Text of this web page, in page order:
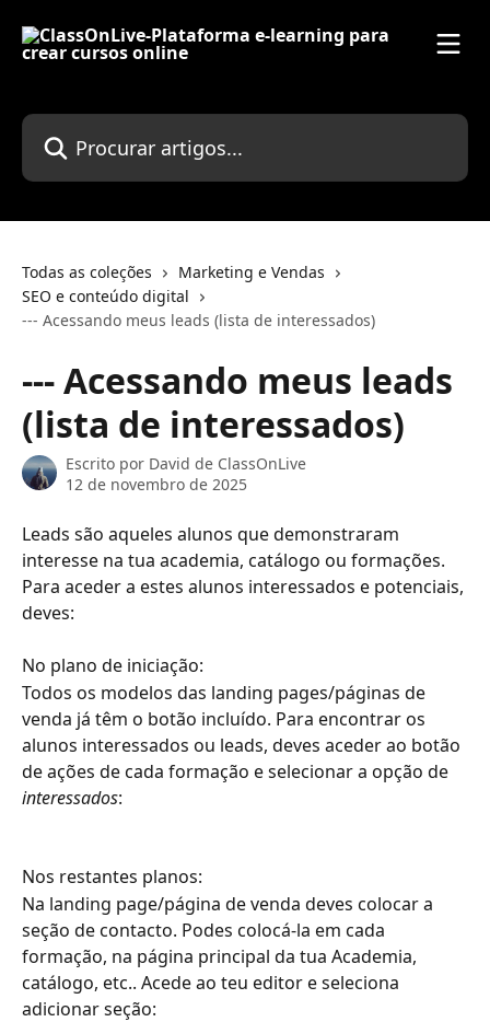
Procurar artigos...
Todas as coleções
Marketing e Vendas
SEO e conteúdo digital
--- Acessando meus leads (lista de interessados)
--- Acessando meus leads
(lista de interessados)
Escrito por David de ClassOnLive
12 de novembro de 2025
Leads são aqueles alunos que demonstraram
interesse na tua academia, catálogo ou formações.
Para aceder a estes alunos interessados e potenciais,
deves:
No plano de iniciação:
Todos os modelos das landing pages/páginas de
venda já têm o botão incluído. Para encontrar os
alunos interessados ou leads, deves aceder ao botão
de ações de cada formação e selecionar a opção de
interessados:
Nos restantes planos:
Na landing page/página de venda deves colocar a
seção de contacto. Podes colocá-la em cada
formação, na página principal da tua Academia,
catálogo, etc.. Acede ao teu editor e seleciona
adicionar seção: